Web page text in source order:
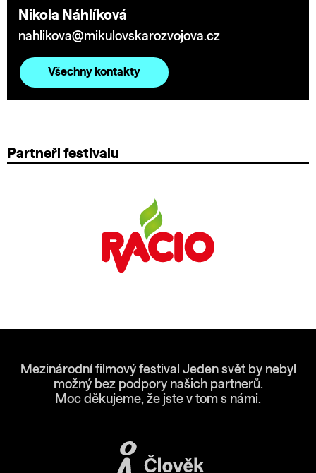
Nikola Náhlíková
nahlikova@mikulovskarozvojova.cz
Všechny kontakty
Partneři festivalu
Mezinárodní filmový festival Jeden svět by nebyl
možný bez podpory našich partnerů.
Moc děkujeme, že jste v tom s námi.